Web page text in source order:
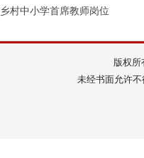
村中小学首席教师岗位
版权
未经书面允许